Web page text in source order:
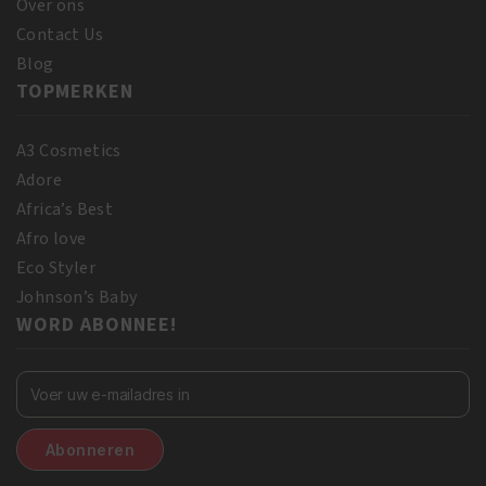
Over ons
Contact Us
Blog
TOPMERKEN
A3 Cosmetics
Adore
Africa’s Best
Afro love
Eco Styler
Johnson’s Baby
WORD ABONNEE!